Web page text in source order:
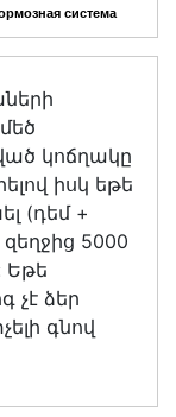
система
կոճղակը
իսկ եթե
(դեմ +
5000
Եթե
չէ ձեր
գնով